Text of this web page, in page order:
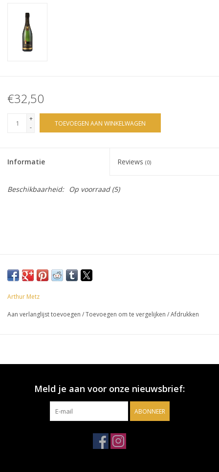
€32,50
+
-
TOEVOEGEN AAN WINKELWAGEN
Informatie Reviews (0)
Beschikbaarheid: Op voorraad(5)
Arthur Metz
Aan verlanglijst toevoegen /Toevoegen om te vergelijken /Afdrukken
Meld je aan voor onze nieuwsbrief:
ABONNEER